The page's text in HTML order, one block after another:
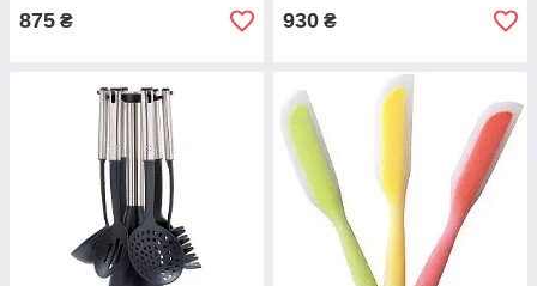
875 ₴ 930 ₴